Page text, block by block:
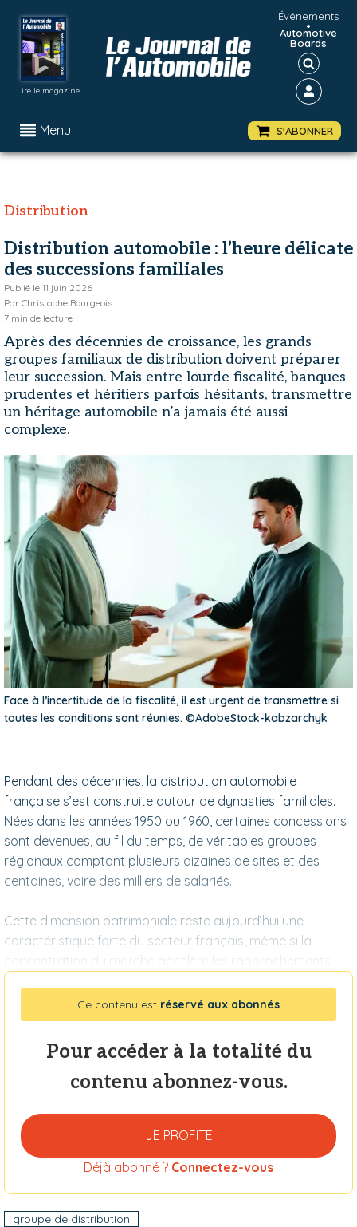
Lire le magazine
Événements
•
Automotive
Boards
Menu S'ABONNER
Distribution
Distribution automobile : l’heure délicate
des successions familiales
Publié le 11 juin 2026
Par Christophe Bourgeois
7 min de lecture
Après des décennies de croissance, les grands
groupes familiaux de distribution doivent préparer
leur succession. Mais entre lourde fiscalité, banques
prudentes et héritiers parfois hésitants, transmettre
un héritage automobile n’a jamais été aussi
complexe.
Face à l’incertitude de la fiscalité, il est urgent de transmettre si
toutes les conditions sont réunies. ©AdobeStock-kabzarchyk
Pendant des décennies, la distribution automobile
française s’est construite autour de dynasties familiales.
Nées dans les années 1950 ou 1960, certaines concessions
sont devenues, au fil du temps, de véritables groupes
régionaux comptant plusieurs dizaines de sites et des
centaines, voire des milliers de salariés.
Cette dimension patrimoniale reste aujourd’hui une
caractéristique forte du secteur français, même si la
concentration du marché accélère les rapprochements
Ce contenu est réservé aux abonnés
Pour accéder à la totalité du
contenu abonnez-vous.
JE PROFITE
Déjà abonné ? Connectez-vous
groupe de distribution